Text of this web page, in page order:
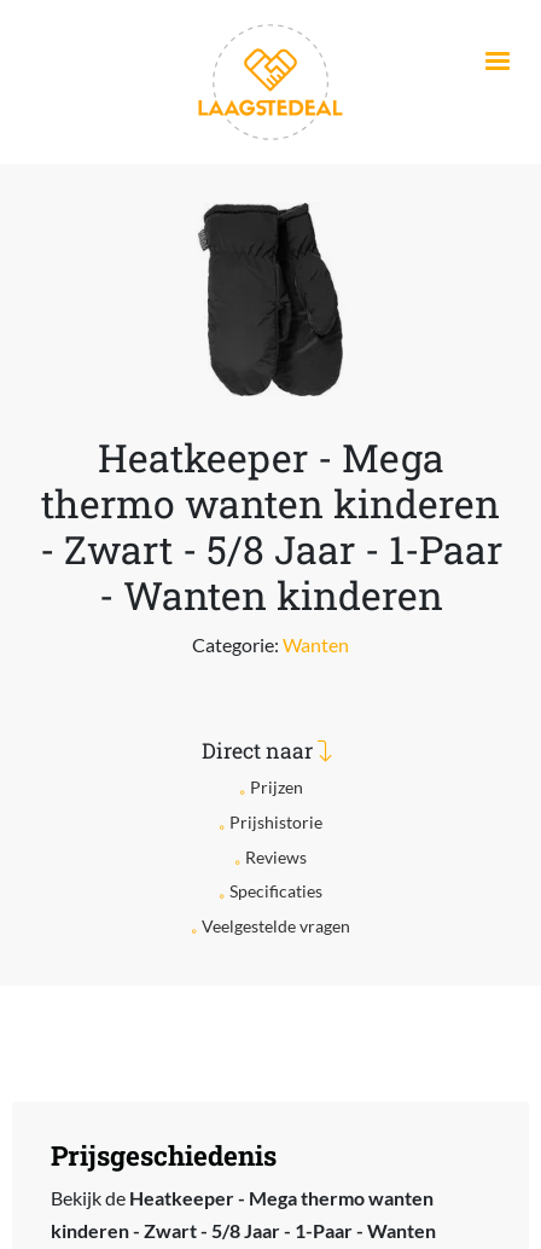
Heatkeeper - Mega
thermo wanten kinderen
- Zwart - 5/8 Jaar - 1-Paar
- Wanten kinderen
Categorie: Wanten
Direct naar
Prijzen
Prijshistorie
Reviews
Specificaties
Veelgestelde vragen
Prijsgeschiedenis
Bekijk de Heatkeeper - Mega thermo wanten
kinderen - Zwart - 5/8 Jaar - 1-Paar - Wanten